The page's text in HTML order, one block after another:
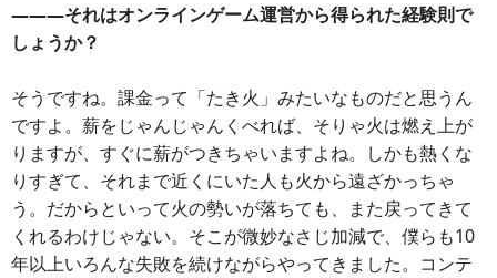
―――それはオンラインゲーム運営から得られた経験則で
しょうか？
そうですね。課金って「たき火」みたいなものだと思うん
ですよ。薪をじゃんじゃんくべれば、そりゃ火は燃え上が
りますが、すぐに薪がつきちゃいますよね。しかも熱くな
りすぎて、それまで近くにいた人も火から遠ざかっちゃ
う。だからといって火の勢いが落ちても、また戻ってきて
くれるわけじゃない。そこが微妙なさじ加減で、僕らも10
年以上いろんな失敗を続けながらやってきました。コンテ